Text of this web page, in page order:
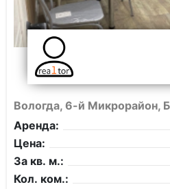
Вологда, 6-й Микрорайон,
Аренда:
Цена:
За кв. м.:
Кол. ком.: